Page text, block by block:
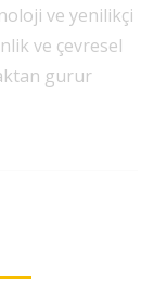
ve yenilikçi
ve çevresel
gurur